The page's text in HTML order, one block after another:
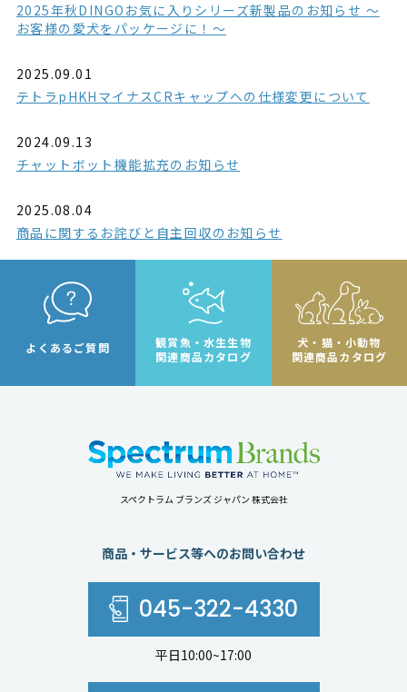
2025年秋DINGOお気に入りシリーズ新製品のお知らせ ～
お客様の愛犬をパッケージに！～
2025.09.01
テトラpHKHマイナスCRキャップへの仕様変更について
2024.09.13
チャットボット機能拡充のお知らせ
2025.08.04
商品に関するお詫びと自主回収のお知らせ
よくあるご質問
観賞魚・水生生物
関連商品カタログ
犬・猫・小動物
関連商品カタログ
スペクトラム ブランズ ジャパン 株式会社
商品・サービス等へのお問い合わせ
045-322-4330
平日10:00~17:00